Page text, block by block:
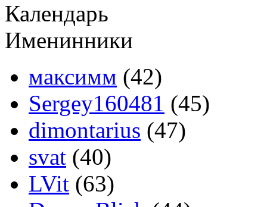
Календарь
Именинники
максимм (42)
Sergey160481 (45)
dimontarius (47)
svat (40)
LVit (63)